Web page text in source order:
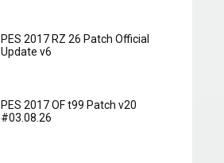
PES 2017 RZ 26 Patch Official
Update v6
PES 2017 OF t99 Patch v20
#03.08.26